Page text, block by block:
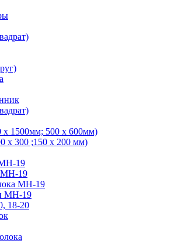
х 1500мм; 500 х 600мм)
х 300 ;150 х 200 мм)
19
МН-19
МН-19
МН-19
18-20